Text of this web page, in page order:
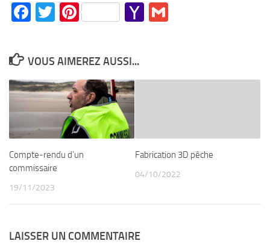
Facebook
TwitterPinterestYahoo
VOUS AIMEREZ AUSSI...
Compte-rendu d’un
commissaire
19/11/2023
Fabrication 3D pêche
04/10/2022
LAISSER UN COMMENTAIRE